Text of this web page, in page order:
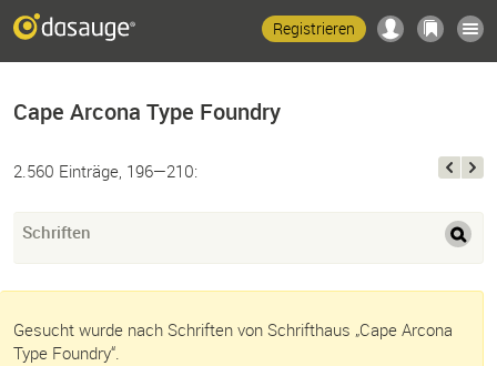
Registrieren
Cape Arcona Type Foundry
2.560 Einträge, 196—210:
Schriften
Gesucht wurde nach Schriften von Schrifthaus „Cape Arcona
Type Foundry“.